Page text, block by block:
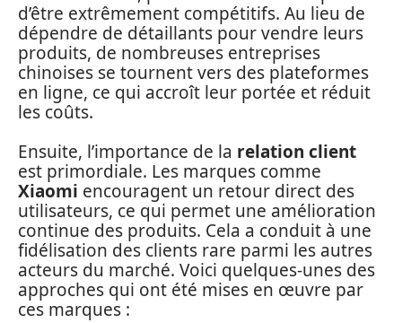
d’être extrêmement compétitifs. Au lieu de
dépendre de détaillants pour vendre leurs
produits, de nombreuses entreprises
chinoises se tournent vers des plateformes
en ligne, ce qui accroît leur portée et réduit
les coûts.
Ensuite, l’importance de la relation client
est primordiale. Les marques comme
Xiaomi encouragent un retour direct des
utilisateurs, ce qui permet une amélioration
continue des produits. Cela a conduit à une
fidélisation des clients rare parmi les autres
acteurs du marché. Voici quelques-unes des
approches qui ont été mises en œuvre par
ces marques :